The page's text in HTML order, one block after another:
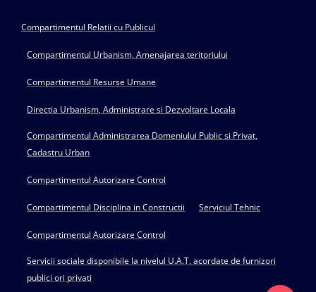
Compartimentul Relatii cu Publicul
Compartimentul Urbanism, Amenajarea teritoriului
Compartimentul Resurse Umane
Directia Urbanism, Administrare si Dezvoltare Locala
Compartimentul Administrarea Domeniului Public si Privat,
Cadastru Urban
Compartimentul Autorizare Control
Compartimentul Disciplina in Constructii Serviciul Tehnic
Compartimentul Autorizare Control
Servicii sociale disponibile la nivelul U.A.T, acordate de furnizori
publici ori privati